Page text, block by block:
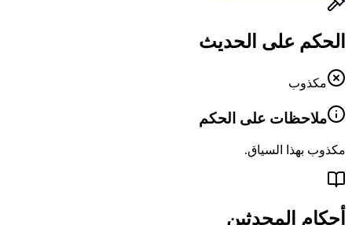
الحكم على الحديث
مكذوب
ملاحظات على الحكم
مكذوب بهذا السياق.
أحكام المحدثين